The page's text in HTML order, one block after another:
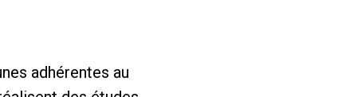
adhérentes au